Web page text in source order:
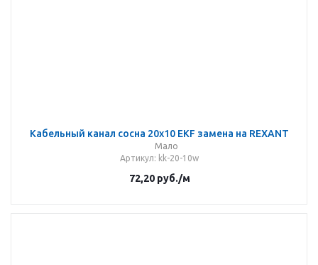
Кабельный канал сосна 20х10 EKF замена на REXANT
Мало
Артикул: kk-20-10w
72,20руб./м